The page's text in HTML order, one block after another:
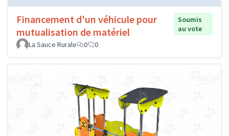
Financement d'un véhicule pour
mutualisation de matériel
Soumis
au vote
La Sauce Rurale
0 0